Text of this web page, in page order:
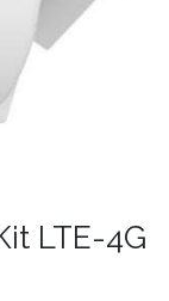
LTE-4G